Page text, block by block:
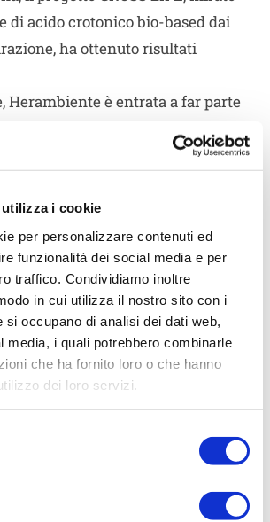
i cookie
per personalizzare contenuti ed
funzionalità dei social media e per
traffico. Condividiamo inoltre
in cui utilizza il nostro sito con i
si occupano di analisi dei dati web,
media, i quali potrebbero combinarle
che ha fornito loro o che hanno
dei loro servizi.
Filtration
di acido crotonico bio-based dai
ha ottenuto risultati
Herambiente è entrata a far parte
hanno confermato una
acque reflue (WWTS). Inoltre,
la produzione di acido
di alta purezza (95%),
fattibilità del processo. I modelli
hanno confermato una
di carbonio sostituendo
fossile con alternative bio-
Passi